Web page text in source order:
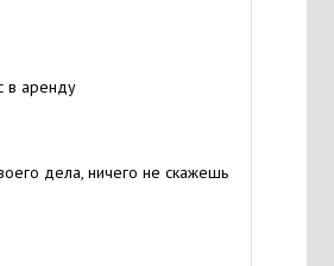
в аренду
дела, ничего не скажешь